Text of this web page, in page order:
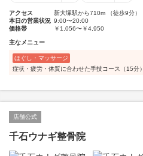
アクセス
新大塚駅から710m （徒歩9分）
本日の営業状況 9:00〜20:00
価格帯
￥1,056〜￥4,950
主なメニュー
ほぐし・マッサージ
症状・疲労・体質に合わせた手技コース（15分）
店舗公式
千石ウナギ整骨院